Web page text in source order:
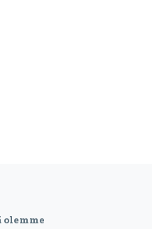
olemme